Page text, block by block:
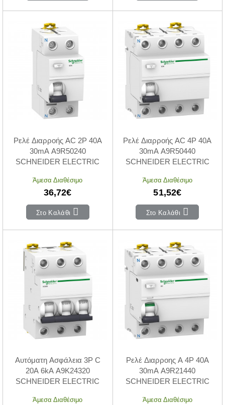
Ρελέ Διαρροής AC 2P 40A
30mA A9R50240
SCHNEIDER ELECTRIC
Άμεσα Διαθέσιμο
36,72€
Στο Καλάθι
Ρελέ Διαρροής AC 4P 40A
30mA A9R50440
SCHNEIDER ELECTRIC
Άμεσα Διαθέσιμο
51,52€
Στο Καλάθι
Αυτόματη Ασφάλεια 3P C
20A 6kA A9K24320
SCHNEIDER ELECTRIC
Άμεσα Διαθέσιμο
Ρελέ Διαρροης A 4P 40A
30mA A9R21440
SCHNEIDER ELECTRIC
Άμεσα Διαθέσιμο